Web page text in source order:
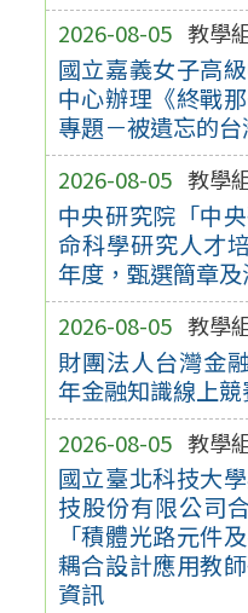
2026-08-05 教學
國立嘉義女子高
中心辦理《終戰
專題－被遺忘的
2026-08-05 教學
中央研究院「中
命科學研究人才
年度，甄選簡章及
2026-08-05 教學
財團法人台灣金
年金融知識線上競
2026-08-05 教學
國立臺北科技大
技股份有限公司
「積體光路元件
耦合設計應用教
資訊